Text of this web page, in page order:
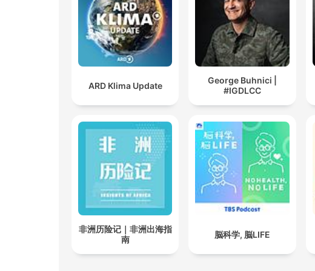
ARD Klima Update
George Buhnici |
#IGDLCC
非洲历险记｜非洲出海指
南
脳科学, 脳LIFE